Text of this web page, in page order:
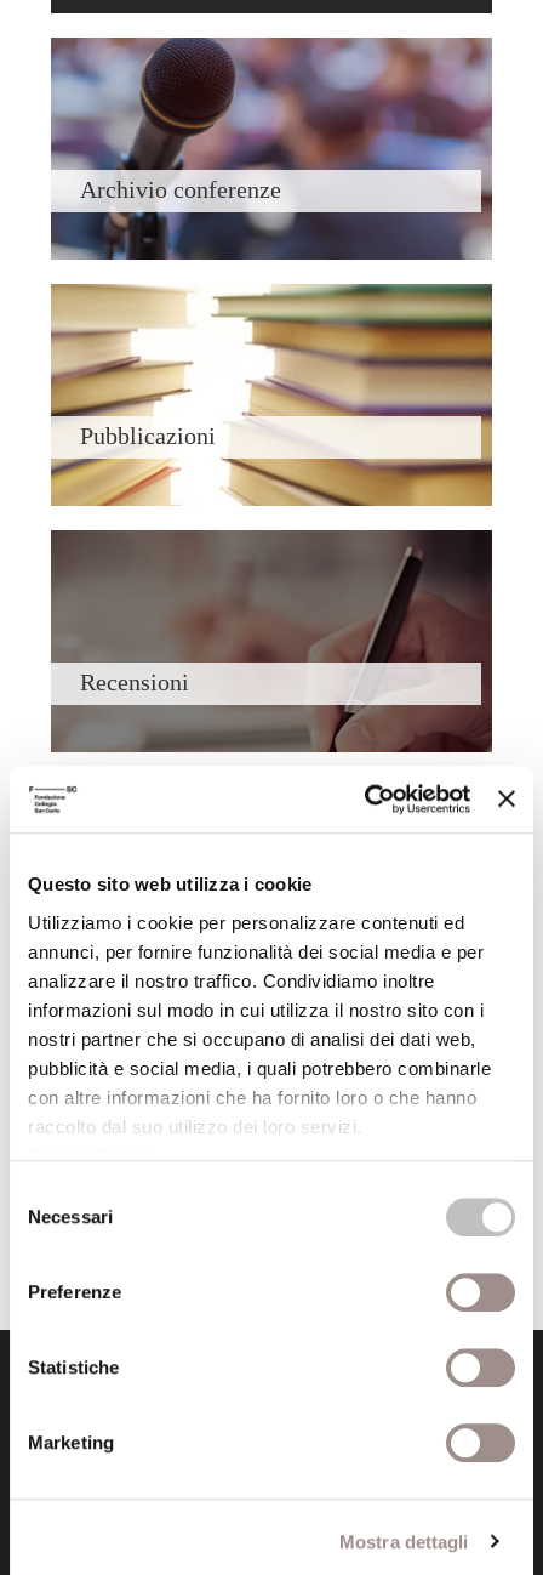
Questo sito web utilizza i cookie
Utilizziamo i cookie per personalizzare contenuti ed
annunci, per fornire funzionalità dei social media e per
analizzare il nostro traffico. Condividiamo inoltre
informazioni sul modo in cui utilizza il nostro sito con i
nostri partner che si occupano di analisi dei dati web,
pubblicità e social media, i quali potrebbero combinarle
con altre informazioni che ha fornito loro o che hanno
raccolto dal suo utilizzo dei loro servizi.
delNecessari
Preferenze
Statistiche
Marketing
Mostra dettagli
Archivio conferenze
Pubblicazioni
Recensioni
Filosofia con i bambini
Via San Carlo 5